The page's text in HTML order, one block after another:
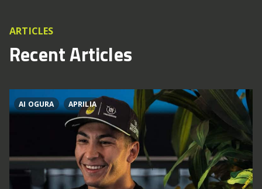
ARTICLES
Recent Articles
AI OGURA APRILIA